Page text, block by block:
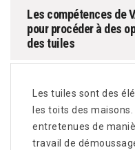
Les compétences de
pour procéder à des
des tuiles
Les tuiles sont des
les toits des
entretenues de
travail de